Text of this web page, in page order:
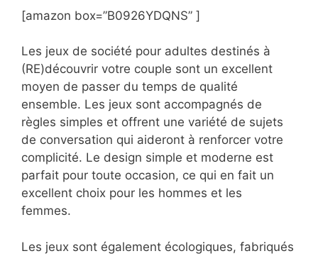
[amazon box=”B0926YDQNS” ]
Les jeux de société pour adultes destinés à
(RE)découvrir votre couple sont un excellent
moyen de passer du temps de qualité
ensemble. Les jeux sont accompagnés de
règles simples et offrent une variété de sujets
de conversation qui aideront à renforcer votre
complicité. Le design simple et moderne est
parfait pour toute occasion, ce qui en fait un
excellent choix pour les hommes et les
femmes.
Les jeux sont également écologiques, fabriqués